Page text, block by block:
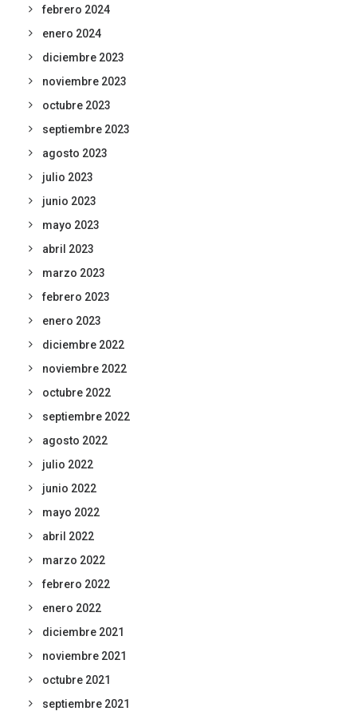
febrero 2024
enero 2024
diciembre 2023
noviembre 2023
octubre 2023
septiembre 2023
agosto 2023
julio 2023
junio 2023
mayo 2023
abril 2023
marzo 2023
febrero 2023
enero 2023
diciembre 2022
noviembre 2022
octubre 2022
septiembre 2022
agosto 2022
julio 2022
junio 2022
mayo 2022
abril 2022
marzo 2022
febrero 2022
enero 2022
diciembre 2021
noviembre 2021
octubre 2021
septiembre 2021